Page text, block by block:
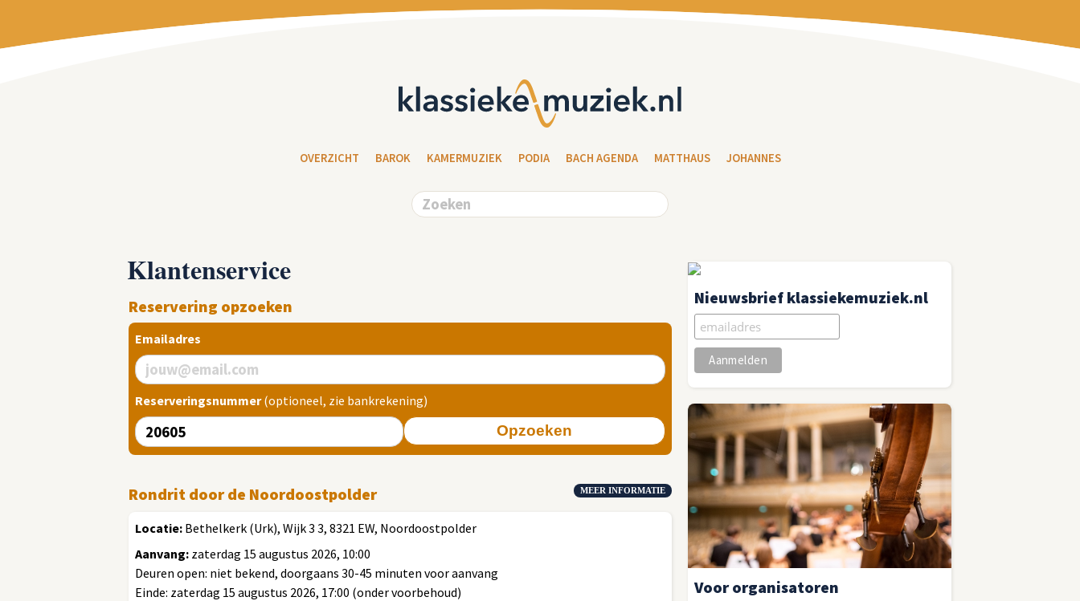
OVERZICHT BAROK KAMERMUZIEK PODIA BACH AGENDA MATTHAUS JOHANNES
Klantenservice
Reservering opzoeken
Emailadres
Reserveringsnummer(optioneel, zie bankrekening)
Opzoeken
Rondrit door de Noordoostpolder MEER INFORMATIE
Locatie: Bethelkerk (Urk), Wijk 3 3, 8321 EW, Noordoostpolder
Aanvang: zaterdag 15 augustus 2026, 10:00
Deuren open: niet bekend, doorgaans 30-45 minuten voor aanvang
Einde: zaterdag 15 augustus 2026, 17:00 (onder voorbehoud)
Nieuwsbrief klassiekemuziek.nl
Voor organisatoren